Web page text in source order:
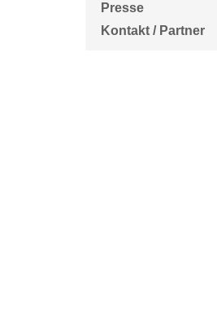
Presse
Kontakt / Partner